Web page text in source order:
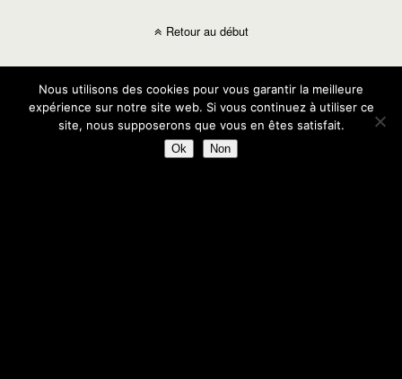
Retour au début
Nous utilisons des cookies pour vous garantir la meilleure
expérience sur notre site web. Si vous continuez à utiliser ce
site, nous supposerons que vous en êtes satisfait.
Ok Non